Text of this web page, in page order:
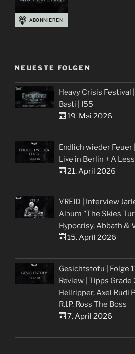
NEUESTE FOLGEN
Heavy Crisis Festival
Basti | I55
19. Mai 2026
Endlich wieder Feuer
Live in Berlin + A
21. April 2026
VREID | Interview
Album "The Skies
Hypocrisy, Abbath &
15. April 2026
Gesichtstofu | Folge
Review | Tipps Grade
Hellripper, Axel Rudi
R.I.P. Ross The Boss
7. April 2026